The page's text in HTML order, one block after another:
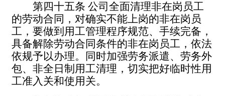
第四十五条 公司全面清理非在岗员工
的劳动合同，对确实不能上岗的非在岗员
工，要做到用工管理程序规范、手续完备，
具备解除劳动合同条件的非在岗员工，依法
依规予以办理。同时加强劳务派遣、劳务外
包、非全日制用工清理，切实把好临时性用
工准入关和使用关。